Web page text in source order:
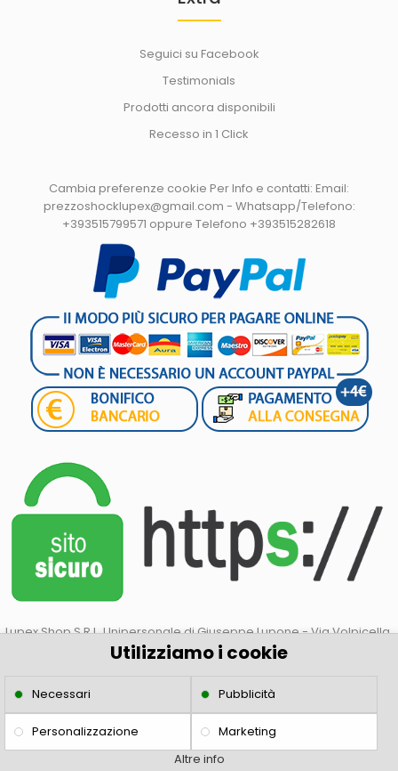
Seguici su Facebook
Testimonials
Prodotti ancora disponibili
Recesso in 1 Click
Cambia preferenze cookie Per Info e contatti: Email:
prezzoshocklupex@gmail.com - Whatsapp/Telefono:
+393515799571 oppure Telefono +393515282618
Lupex Shop S.R.L. Unipersonale di Giuseppe Lupone - Via Volpicella,
51 Napoli(80147) - P.IVA: 07430531215
Utilizziamo i cookie
Necessari Pubblicità
Personalizzazione
Marketing
Altre info